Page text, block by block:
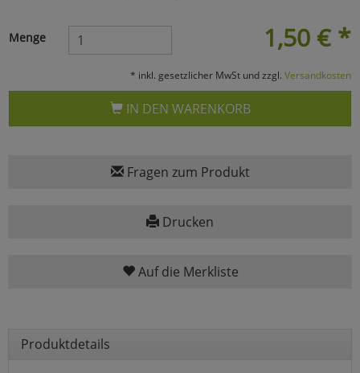
1,50 € *
Menge
* inkl. gesetzlicher MwSt und zzgl. Versandkosten
IN DEN WARENKORB
Fragen zum Produkt
Drucken
Auf die Merkliste
Produktdetails
Marketing
Cookies
Einstellungen speichern